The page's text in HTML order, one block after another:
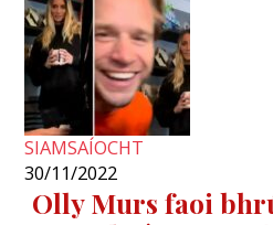
SIAMSAÍOCHT
30/11/2022
Olly Murs faoi